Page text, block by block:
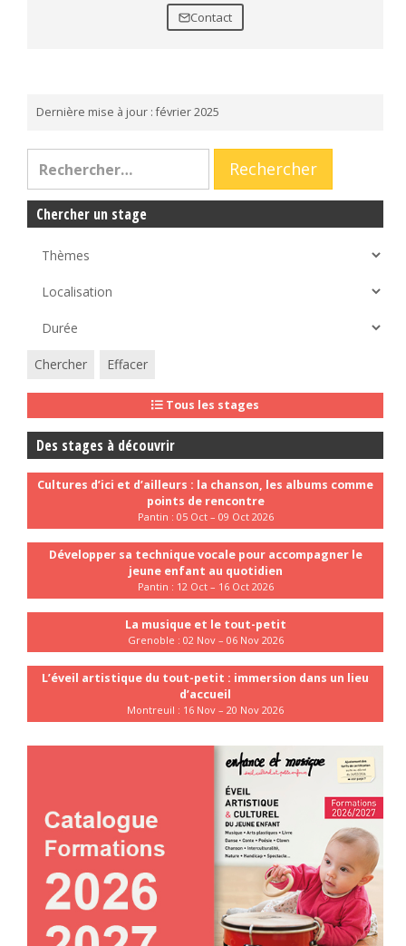
Contact
Dernière mise à jour : février 2025
Chercher un stage
Chercher Effacer
Tous les stages
Des stages à découvrir
Cultures d’ici et d’ailleurs : la chanson, les albums comme
points de rencontre
Pantin : 05 Oct – 09 Oct 2026
Développer sa technique vocale pour accompagner le
jeune enfant au quotidien
Pantin : 12 Oct – 16 Oct 2026
La musique et le tout-petit
Grenoble : 02 Nov – 06 Nov 2026
L’éveil artistique du tout-petit : immersion dans un lieu
d’accueil
Montreuil : 16 Nov – 20 Nov 2026